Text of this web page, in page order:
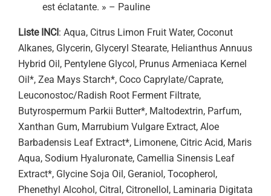
est éclatante. » – Pauline
Liste INCI: Aqua, Citrus Limon Fruit Water, Coconut
Alkanes, Glycerin, Glyceryl Stearate, Helianthus Annuus
Hybrid Oil, Pentylene Glycol, Prunus Armeniaca Kernel
Oil*, Zea Mays Starch*, Coco Caprylate/Caprate,
Leuconostoc/Radish Root Ferment Filtrate,
Butyrospermum Parkii Butter*, Maltodextrin, Parfum,
Xanthan Gum, Marrubium Vulgare Extract, Aloe
Barbadensis Leaf Extract*, Limonene, Citric Acid, Maris
Aqua, Sodium Hyaluronate, Camellia Sinensis Leaf
Extract*, Glycine Soja Oil, Geraniol, Tocopherol,
Phenethyl Alcohol, Citral, Citronellol, Laminaria Digitata